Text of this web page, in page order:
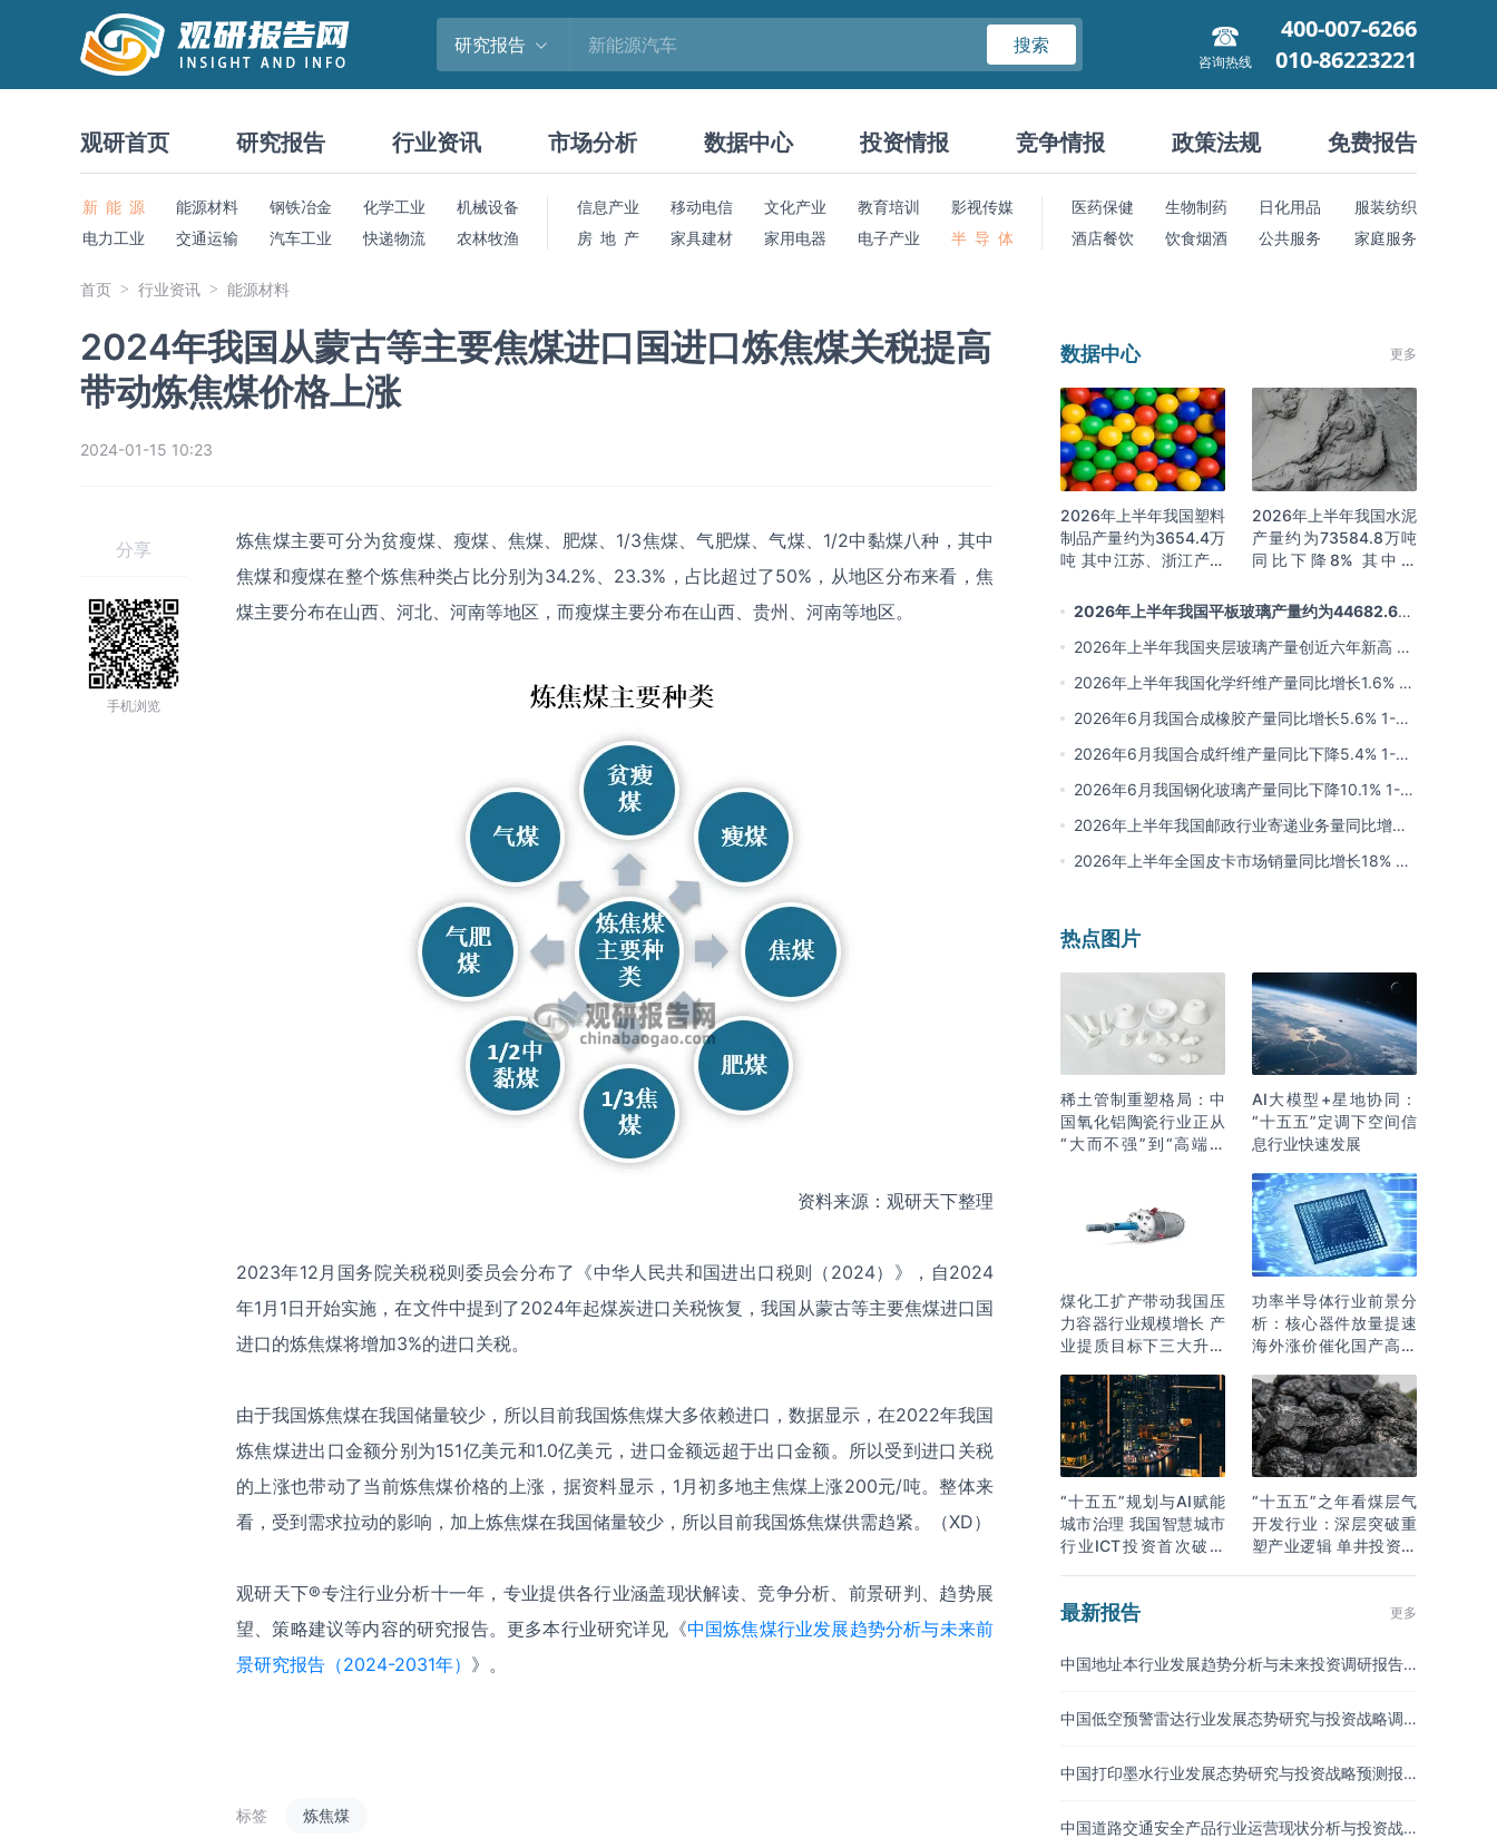
研究报告 搜索
咨询热线
400-007-6266
010-86223221
观研首页 研究报告 行业资讯 市场分析 数据中心 投资情报 竞争情报 政策法规 免费报告
新 能 源 能源材料 钢铁冶金 化学工业
机械设备
电力工业
交通运输 汽车工业 快递物流 农林牧渔
信息产业 移动电信 文化产业 教育培训
影视传媒
房 地 产
家具建材 家用电器 电子产业 半 导 体
医药保健 生物制药 日化用品
服装纺织
酒店餐饮
饮食烟酒 公共服务 家庭服务
首页 行业资讯 能源材料
2024年我国从蒙古等主要焦煤进口国进口炼焦煤关税提高
带动炼焦煤价格上涨
2024-01-15 10:23
分享
手机浏览
炼焦煤主要可分为贫瘦煤、瘦煤、焦煤、肥煤、1/3焦煤、气肥煤、气煤、1/2中黏煤八种，其中
焦煤和瘦煤在整个炼焦种类占比分别为34.2%、23.3%，占比超过了50%，从地区分布来看，焦
煤主要分布在山西、河北、河南等地区，而瘦煤主要分布在山西、贵州、河南等地区。
资料来源：观研天下整理
2023年12月国务院关税税则委员会分布了《中华人民共和国进出口税则（2024）》，自2024
年1月1日开始实施，在文件中提到了2024年起煤炭进口关税恢复，我国从蒙古等主要焦煤进口国
进口的炼焦煤将增加3%的进口关税。
由于我国炼焦煤在我国储量较少，所以目前我国炼焦煤大多依赖进口，数据显示，在2022年我国
炼焦煤进出口金额分别为151亿美元和1.0亿美元，进口金额远超于出口金额。所以受到进口关税
的上涨也带动了当前炼焦煤价格的上涨，据资料显示，1月初多地主焦煤上涨200元/吨。整体来
看，受到需求拉动的影响，加上炼焦煤在我国储量较少，所以目前我国炼焦煤供需趋紧。（XD）
观研天下®专注行业分析十一年，专业提供各行业涵盖现状解读、竞争分析、前景研判、趋势展
望、策略建议等内容的研究报告。更多本行业研究详见《中国炼焦煤行业发展趋势分析与未来前
景研究报告（2024-2031年） 》。
标签 炼焦煤
数据中心 更多
2026年上半年我国塑料
制品产量约为3654.4万
吨 其中江苏、浙江产量
16.0%
2026年上半年我国水泥
产量约为73584.8万吨
同比下降8% 其中广
名前三
2026年上半年我国平板玻璃产量约为44682.6万
重量箱 同比下降5.7% 其中河北产量最多 占比16%
2026年上半年我国夹层玻璃产量创近六年新高 约
为7964.8万平方米 同比下降0.9%
2026年上半年我国化学纤维产量同比增长1.6% 其
中浙江、江苏产量分别占比42.03%、31.34%
2026年6月我国合成橡胶产量同比增长5.6% 1-6
月累计产量同比增长6.4%
2026年6月我国合成纤维产量同比下降5.4% 1-6
月累计产量为3815.7万吨 同比增长0.8%
2026年6月我国钢化玻璃产量同比下降10.1% 1-6
月累计产量同比下降8.4%
2026年上半年我国邮政行业寄递业务量同比增长
4.2% 业务收入同比增长6%
2026年上半年全国皮卡市场销量同比增长18% 出
热点图片
稀土管制重塑格局：中
国氧化铝陶瓷行业正从
“大而不强”到“高端突
AI大模型+星地协同：
“十五五”定调下空间信
息行业快速发展
煤化工扩产带动我国压
力容器行业规模增长 产
业提质目标下三大升级
功率半导体行业前景分
析：核心器件放量提速
海外涨价催化国产高端
“十五五”规划与AI赋能
城市治理 我国智慧城市
行业ICT投资首次破万
“十五五”之年看煤层气
开发行业：深层突破重
塑产业逻辑 单井投资成
最新报告 更多
中国地址本行业发展趋势分析与未来投资调研报告
中国低空预警雷达行业发展态势研究与投资战略调
中国打印墨水行业发展态势研究与投资战略预测报
中国道路交通安全产品行业运营现状分析与投资战